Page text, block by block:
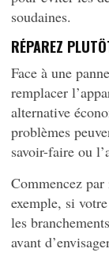
soudaines.
RÉPAREZ
Face à une
remplacer
alternative
problèmes
savoir-faire ou
Commencez
exemple, si
les
avant